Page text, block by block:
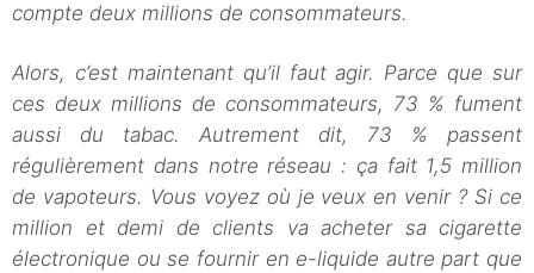
compte deux millions de consommateurs.
Alors, c’est maintenant qu’il faut agir. Parce que sur
ces deux millions de consommateurs, 73 % fument
aussi du tabac. Autrement dit, 73 % passent
régulièrement dans notre réseau : ça fait 1,5 million
de vapoteurs. Vous voyez où je veux en venir ? Si ce
million et demi de clients va acheter sa cigarette
électronique ou se fournir en e-liquide autre part que